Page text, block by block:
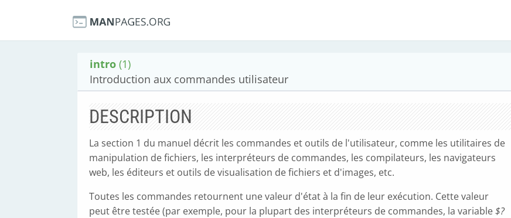
intro (1)
Introduction aux commandes utilisateur
DESCRIPTION
La section 1 du manuel décrit les commandes et outils de l'utilisateur, comme les utilitaires de
manipulation de fichiers, les interpréteurs de commandes, les compilateurs, les navigateurs
web, les éditeurs et outils de visualisation de fichiers et d'images, etc.
Toutes les commandes retournent une valeur d'état à la fin de leur exécution. Cette valeur
peut être testée (par exemple, pour la plupart des interpréteurs de commandes, la variable$?